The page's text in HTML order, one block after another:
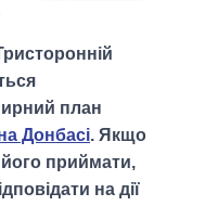
план
Донбасі. Якщо
приймати,
на дії